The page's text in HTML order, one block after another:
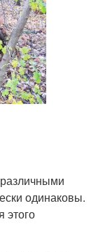
одинаковы.
этого